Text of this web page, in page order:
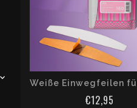
€12,95